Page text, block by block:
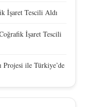
İşaret Tescili Aldı
İşaret Tescili
Projesi ile Türkiye’de